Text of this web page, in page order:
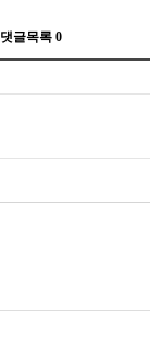
댓글목록 0